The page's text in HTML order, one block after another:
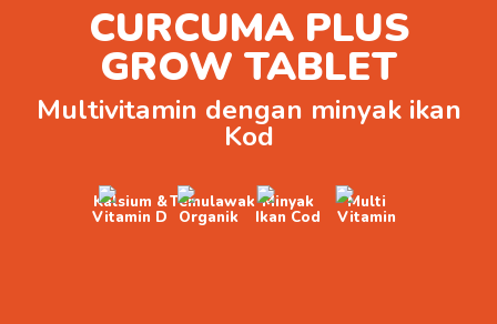
CURCUMA PLUS
GROW TABLET
Multivitamin dengan minyak ikan
Kod
Kalsium &
Vitamin D
Temulawak
Organik
Minyak
Ikan Cod
Multi
Vitamin